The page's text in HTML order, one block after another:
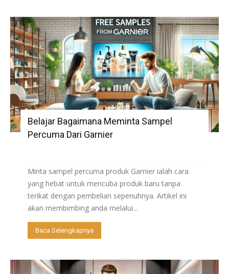
Belajar Bagaimana Meminta Sampel
Percuma Dari Garnier
Minta sampel percuma produk Garnier ialah cara
yang hebat untuk mencuba produk baru tanpa
terikat dengan pembelian sepenuhnya. Artikel ini
akan membimbing anda melalui...
Baca Selengkapnya